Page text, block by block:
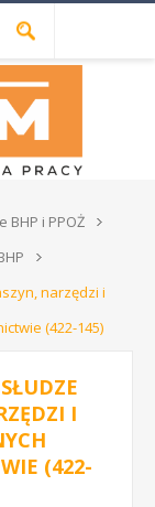
BHP i PPOŻ
narzędzi i
(422-145)
I
(422-